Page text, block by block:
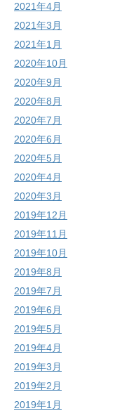
2021年4月
2021年3月
2021年1月
2020年10月
2020年9月
2020年8月
2020年7月
2020年6月
2020年5月
2020年4月
2020年3月
2019年12月
2019年11月
2019年10月
2019年8月
2019年7月
2019年6月
2019年5月
2019年4月
2019年3月
2019年2月
2019年1月